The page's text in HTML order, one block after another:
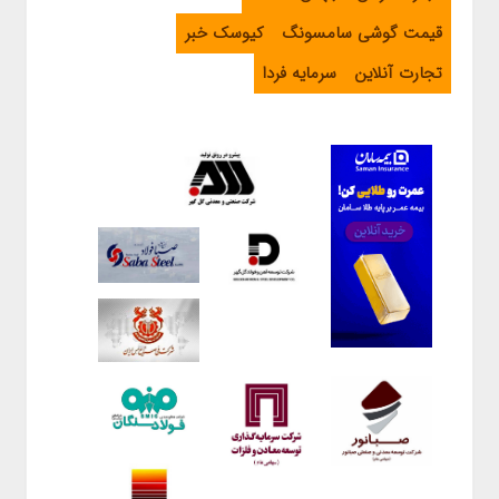
قیمت گوشی سامسونگ
کیوسک خبر
تجارت آنلاین
سرمایه فردا